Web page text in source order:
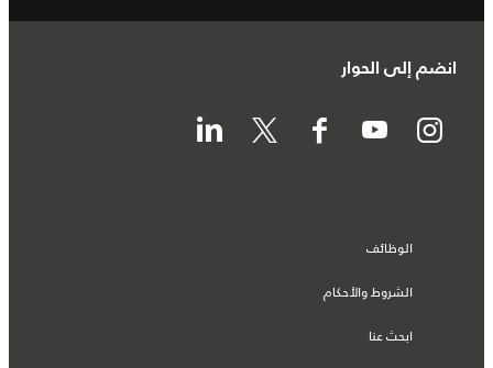
انضم إلى الحوار
الوظائف
الشروط والأحكام
ابحث عنا